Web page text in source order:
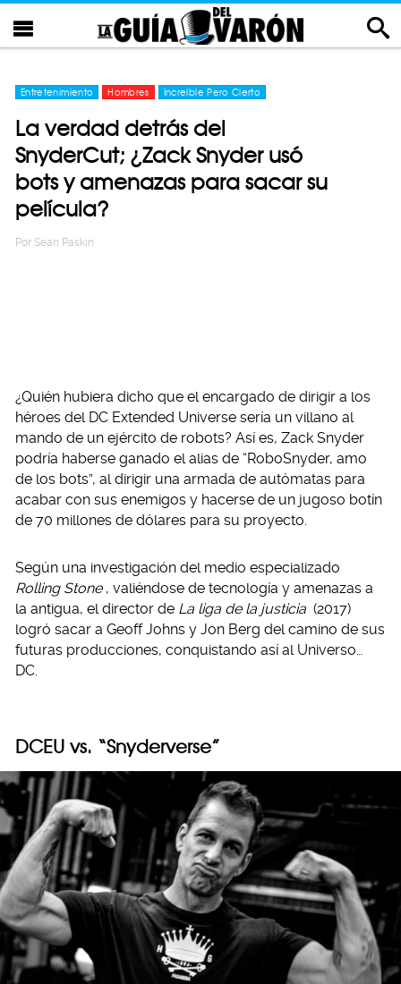
Entretenimiento Hombres Increíble Pero Cierto
La verdad detrás del
SnyderCut; ¿Zack Snyder usó
bots y amenazas para sacar su
película?
Por Sean Paskin
¿Quién hubiera dicho que el encargado de dirigir a los
héroes del DC Extended Universe sería un villano al
mando de un ejército de robots? Así es, Zack Snyder
podría haberse ganado el alias de “RoboSnyder, amo
de los bots”, al dirigir una armada de autómatas para
acabar con sus enemigos y hacerse de un jugoso botín
de 70 millones de dólares para su proyecto.
Según una investigación del medio especializado
Rolling Stone , valiéndose de tecnología y amenazas a
la antigua, el director de La liga de la justicia (2017)
logró sacar a Geoff Johns y Jon Berg del camino de sus
futuras producciones, conquistando así al Universo…
DC.
DCEU vs. “Snyderverse”